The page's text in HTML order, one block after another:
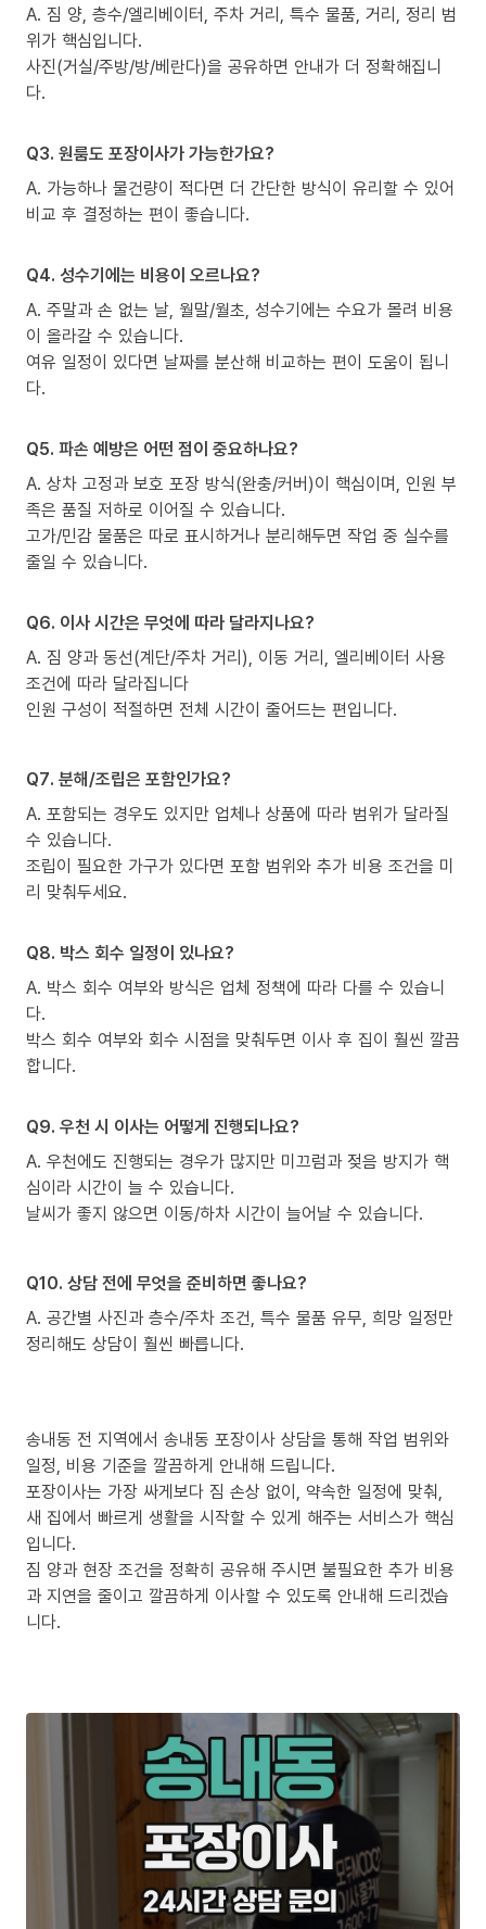
A. 짐 양, 층수/엘리베이터, 주차 거리, 특수 물품, 거리, 정리 범
위가 핵심입니다.
사진(거실/주방/방/베란다)을 공유하면 안내가 더 정확해집니
다.
Q3. 원룸도 포장이사가 가능한가요?
A. 가능하나 물건량이 적다면 더 간단한 방식이 유리할 수 있어
비교 후 결정하는 편이 좋습니다.
Q4. 성수기에는 비용이 오르나요?
A. 주말과 손 없는 날, 월말/월초, 성수기에는 수요가 몰려 비용
이 올라갈 수 있습니다.
여유 일정이 있다면 날짜를 분산해 비교하는 편이 도움이 됩니
다.
Q5. 파손 예방은 어떤 점이 중요하나요?
A. 상차 고정과 보호 포장 방식(완충/커버)이 핵심이며, 인원 부
족은 품질 저하로 이어질 수 있습니다.
고가/민감 물품은 따로 표시하거나 분리해두면 작업 중 실수를
줄일 수 있습니다.
Q6. 이사 시간은 무엇에 따라 달라지나요?
A. 짐 양과 동선(계단/주차 거리), 이동 거리, 엘리베이터 사용
조건에 따라 달라집니다
인원 구성이 적절하면 전체 시간이 줄어드는 편입니다.
Q7. 분해/조립은 포함인가요?
A. 포함되는 경우도 있지만 업체나 상품에 따라 범위가 달라질
수 있습니다.
조립이 필요한 가구가 있다면 포함 범위와 추가 비용 조건을 미
리 맞춰두세요.
Q8. 박스 회수 일정이 있나요?
A. 박스 회수 여부와 방식은 업체 정책에 따라 다를 수 있습니
다.
박스 회수 여부와 회수 시점을 맞춰두면 이사 후 집이 훨씬 깔끔
합니다.
Q9. 우천 시 이사는 어떻게 진행되나요?
A. 우천에도 진행되는 경우가 많지만 미끄럼과 젖음 방지가 핵
심이라 시간이 늘 수 있습니다.
날씨가 좋지 않으면 이동/하차 시간이 늘어날 수 있습니다.
Q10. 상담 전에 무엇을 준비하면 좋나요?
A. 공간별 사진과 층수/주차 조건, 특수 물품 유무, 희망 일정만
정리해도 상담이 훨씬 빠릅니다.
송내동 전 지역에서 송내동 포장이사 상담을 통해 작업 범위와
일정, 비용 기준을 깔끔하게 안내해 드립니다.
포장이사는 가장 싸게보다 짐 손상 없이, 약속한 일정에 맞춰,
새 집에서 빠르게 생활을 시작할 수 있게 해주는 서비스가 핵심
입니다.
짐 양과 현장 조건을 정확히 공유해 주시면 불필요한 추가 비용
과 지연을 줄이고 깔끔하게 이사할 수 있도록 안내해 드리겠습
니다.